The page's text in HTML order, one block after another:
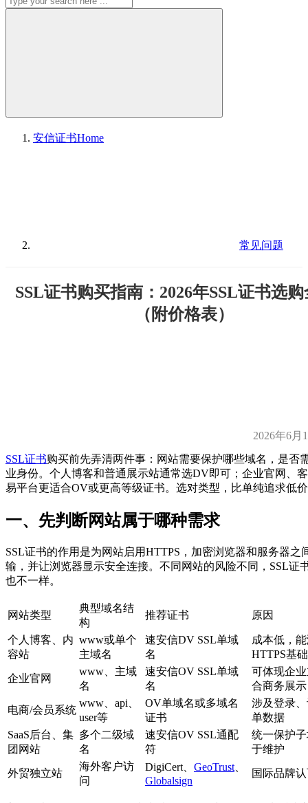
安信证书Home
常见问题
SSL证书购买指南：2026年SSL证书选
（附价格表）
2026年6月
SSL证书购买前先弄清两件事：网站需要保护哪些域名，是否
业身份。个人博客和普通展示站通常选DV即可；企业官网、
易平台更适合OV或更高等级证书。选对类型，比单纯追求低
一、先判断网站属于哪种需求
SSL证书的作用是为网站启用HTTPS，加密浏览器和服务器之
输，并让浏览器显示安全连接。不同网站的风险不同，SSL证
也不一样。
网站类型
典型域名结
构
推荐证书 原因
个人博客、内
容站
www或单个
主域名
速安信DV SSL单域
名
成本低，
HTTPS基
企业官网
www、主域
名
速安信OV SSL单域
名
可体现企
合商务展示
电商/会员系统
www、api、
user等
OV单域名或多域名
证书
涉及登录
单数据
SaaS后台、集
团网站
多个二级域
名
速安信OV SSL通配
符
统一保护
于维护
外贸独立站
海外客户访
问
DigiCert、 GeoTrust
Globalsign
国际品牌